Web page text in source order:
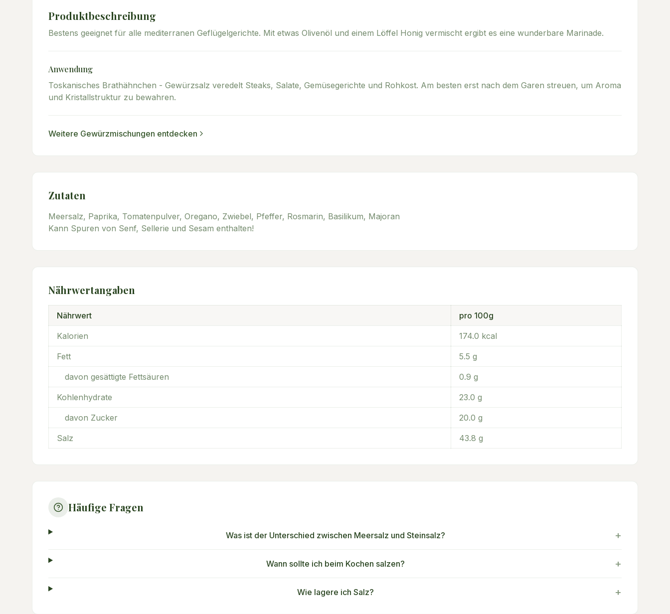
Produktbeschreibung
Bestens geeignet für alle mediterranen Geflügelgerichte. Mit etwas Olivenöl und einem Löffel Honig vermischt ergibt es eine wunderbare Marinade.
Anwendung
Toskanisches Brathähnchen - Gewürzsalz veredelt Steaks, Salate, Gemüsegerichte und Rohkost. Am besten erst nach dem Garen streuen, um Aroma
und Kristallstruktur zu bewahren.
Weitere Gewürzmischungen entdecken
Zutaten
Meersalz, Paprika, Tomatenpulver, Oregano, Zwiebel, Pfeffer, Rosmarin, Basilikum, Majoran
Kann Spuren von Senf, Sellerie und Sesam enthalten!
Nährwertangaben
Nährwert pro 100g
Kalorien 174.0 kcal
Fett 5.5 g
davon gesättigte Fettsäuren 0.9 g
Kohlenhydrate 23.0 g
davon Zucker 20.0 g
Salz 43.8 g
Häufige Fragen
Was ist der Unterschied zwischen Meersalz und Steinsalz? +
Wann sollte ich beim Kochen salzen? +
Wie lagere ich Salz? +